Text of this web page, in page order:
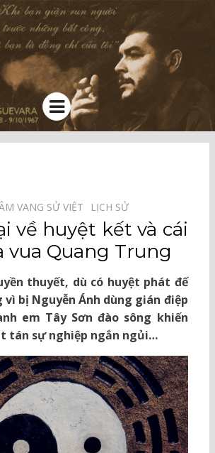
đồng
Menu
VANG SỬ VIỆT⠀ LỊCH SỬ⠀
về huyệt kết và cái
vua Quang Trung
thuyết, dù có huyệt phát đế
bị Nguyễn Ánh dùng gián điệp
em Tây Sơn đào sông khiến
tán sự nghiệp ngắn ngủi…